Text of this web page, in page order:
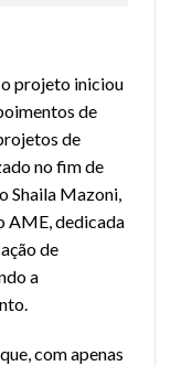
o projeto iniciou
de
de
no fim de
Shaila Mazoni,
AME, dedicada
de
a
com apenas